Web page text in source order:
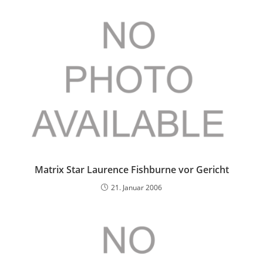
Matrix Star Laurence Fishburne vor Gericht
21. Januar 2006